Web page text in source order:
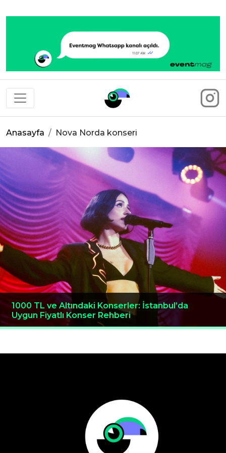
Eventmag
Anasayfa Nova Norda konseri
1000 TL ve Altındaki Konserler: İstanbul’da
Uygun Fiyatlı Konser Rehberi